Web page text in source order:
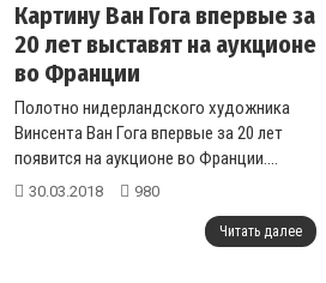
Картину Ван Гога впервые за
20 лет выставят на аукционе
во Франции
Полотно нидерландского художника
Винсента Ван Гога впервые за 20 лет
появится на аукционе во Франции....
30.03.2018 980
Читать далее